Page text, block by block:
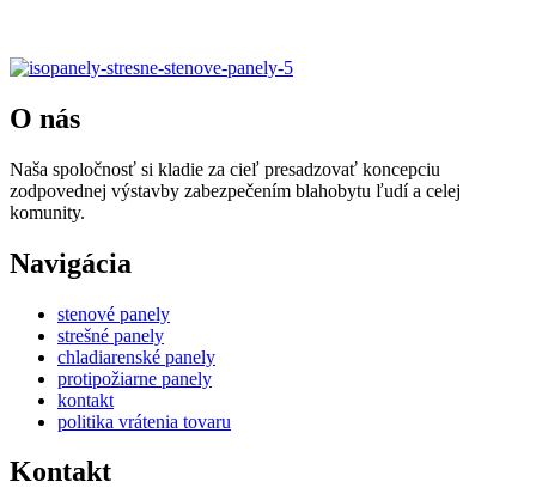
O nás
Naša spoločnosť si kladie za cieľ presadzovať koncepciu
zodpovednej výstavby zabezpečením blahobytu ľudí a celej
komunity.
Navigácia
stenové panely
strešné panely
chladiarenské panely
protipožiarne panely
kontakt
politika vrátenia tovaru
Kontakt